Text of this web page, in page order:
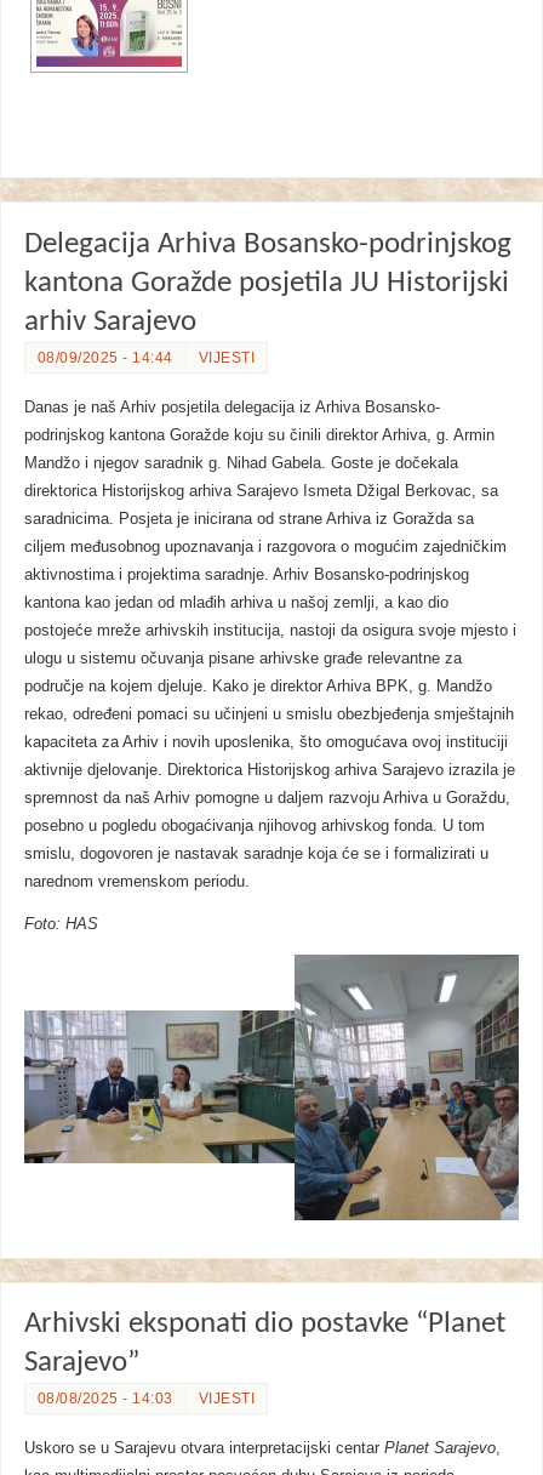
Delegacija Arhiva Bosansko-podrinjskog
kantona Goražde posjetila JU Historijski
arhiv Sarajevo
08/09/2025 - 14:44 VIJESTI
Danas je naš Arhiv posjetila delegacija iz Arhiva Bosansko-
podrinjskog kantona Goražde koju su činili direktor Arhiva, g. Armin
Mandžo i njegov saradnik g. Nihad Gabela. Goste je dočekala
direktorica Historijskog arhiva Sarajevo Ismeta Džigal Berkovac, sa
saradnicima. Posjeta je inicirana od strane Arhiva iz Goražda sa
ciljem međusobnog upoznavanja i razgovora o mogućim zajedničkim
aktivnostima i projektima saradnje. Arhiv Bosansko-podrinjskog
kantona kao jedan od mlađih arhiva u našoj zemlji, a kao dio
postojeće mreže arhivskih institucija, nastoji da osigura svoje mjesto i
ulogu u sistemu očuvanja pisane arhivske građe relevantne za
područje na kojem djeluje. Kako je direktor Arhiva BPK, g. Mandžo
rekao, određeni pomaci su učinjeni u smislu obezbjeđenja smještajnih
kapaciteta za Arhiv i novih uposlenika, što omogućava ovoj instituciji
aktivnije djelovanje. Direktorica Historijskog arhiva Sarajevo izrazila je
spremnost da naš Arhiv pomogne u daljem razvoju Arhiva u Goraždu,
posebno u pogledu obogaćivanja njihovog arhivskog fonda. U tom
smislu, dogovoren je nastavak saradnje koja će se i formalizirati u
narednom vremenskom periodu.
Foto: HAS
Arhivski eksponati dio postavke “Planet
Sarajevo”
08/08/2025 - 14:03 VIJESTI
Uskoro se u Sarajevu otvara interpretacijski centar Planet Sarajevo,